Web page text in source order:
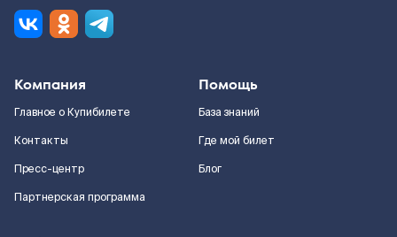
Компания
Главное о Купибилете
Контакты
Пресс-центр
Партнерская программа
Помощь
База знаний
Где мой билет
Блог